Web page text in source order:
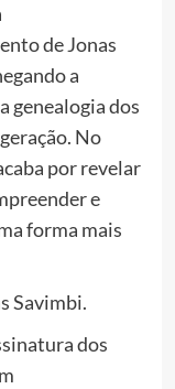
de Jonas
a
genealogia dos
No
por revelar
e
forma mais
Savimbi.
dos